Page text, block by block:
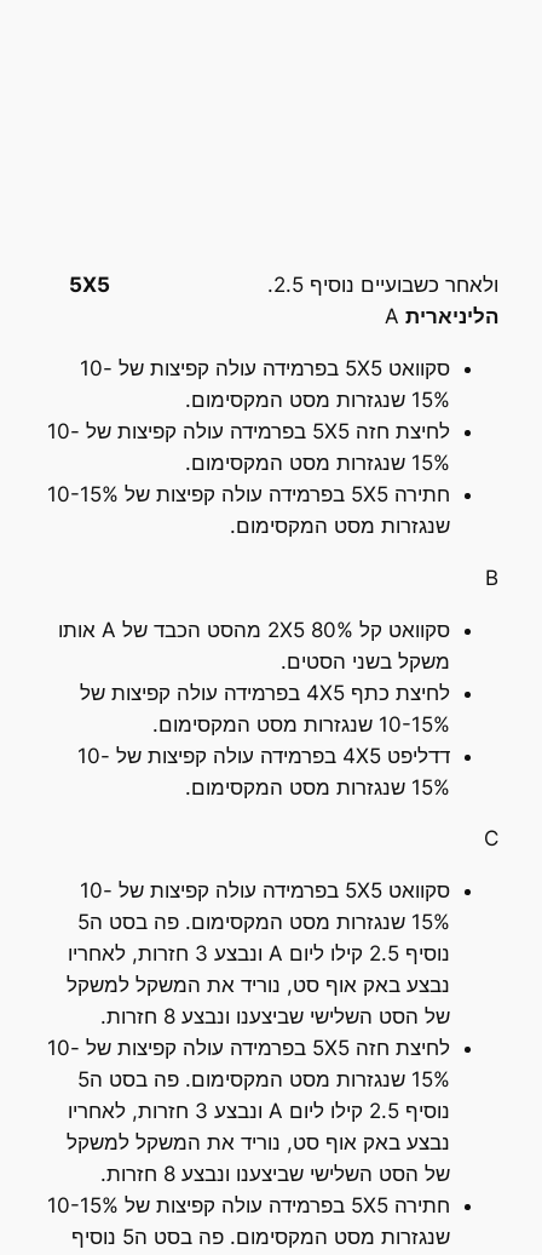
ולאחר כשבועיים נוסיף 2.5.
5X5
הליניאריתA
סקוואט 5X5 בפרמידה עולה קפיצות של 10-
15% שנגזרות מסט המקסימום.
לחיצת חזה 5X5 בפרמידה עולה קפיצות של 10-
15% שנגזרות מסט המקסימום.
חתירה 5X5 בפרמידה עולה קפיצות של 10-15%
שנגזרות מסט המקסימום.
B
סקוואט קל 2X5 80% מהסט הכבד של A אותו
משקל בשני הסטים.
לחיצת כתף 4X5 בפרמידה עולה קפיצות של
10-15% שנגזרות מסט המקסימום.
דדליפט 4X5 בפרמידה עולה קפיצות של 10-
15% שנגזרות מסט המקסימום.
C
סקוואט 5X5 בפרמידה עולה קפיצות של 10-
15% שנגזרות מסט המקסימום. פה בסט ה5
נוסיף 2.5 קילו ליום A ונבצע 3 חזרות, לאחריו
נבצע באק אוף סט, נוריד את המשקל למשקל
של הסט השלישי שביצענו ונבצע 8 חזרות.
לחיצת חזה 5X5 בפרמידה עולה קפיצות של 10-
15% שנגזרות מסט המקסימום. פה בסט ה5
נוסיף 2.5 קילו ליום A ונבצע 3 חזרות, לאחריו
נבצע באק אוף סט, נוריד את המשקל למשקל
של הסט השלישי שביצענו ונבצע 8 חזרות.
חתירה 5X5 בפרמידה עולה קפיצות של 10-15%
שנגזרות מסט המקסימום. פה בסט ה5 נוסיף